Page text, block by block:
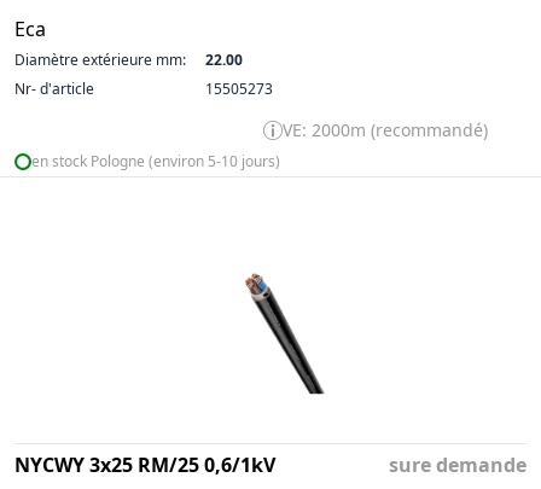
Eca
Diamètre extérieure mm:
22.00
Nr- d'article
15505273
VE: 2000m (recommandé)
en stock Pologne (environ 5-10 jours)
NYCWY 3x25 RM/25 0,6/1kV
sure demande